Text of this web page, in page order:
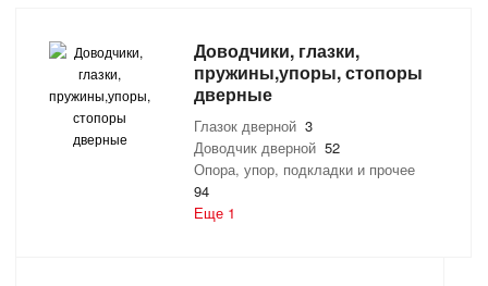
ЛАКОКРАСОЧНЫЕ МАТЕРИАЛЫ
НАСОСНОЕ ОБОРУДОВАНИЕ
Доводчики, глазки,
пружины,упоры, стопоры
дверные
Глазок дверной 3
Доводчик дверной 52
Опора, упор, подкладки и прочее
94
Еще 1